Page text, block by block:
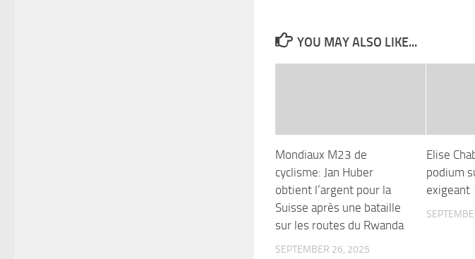
YOU MAY ALSO LIKE...
Mondiaux M23 de
cyclisme: Jan Huber
obtient l’argent pour la
Suisse après une bataille
sur les routes du Rwanda
SEPTEMBER 26, 2025
Elise
podium
exigeant